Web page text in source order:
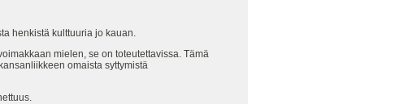
henkistä kulttuuria jo kauan.
mielen, se on toteutettavissa. Tämä
omaista syttymistä